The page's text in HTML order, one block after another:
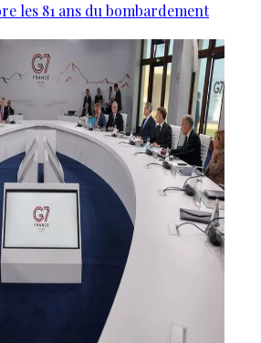
les 81 ans du bombardement